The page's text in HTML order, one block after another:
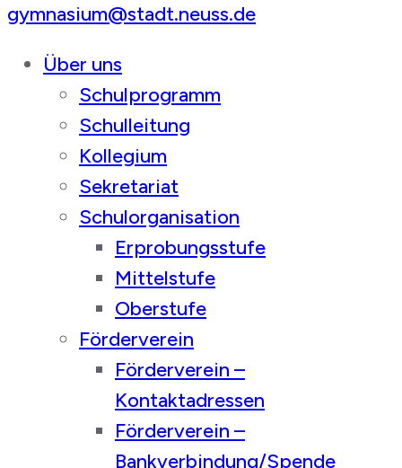
gymnasium@stadt.neuss.de
Über uns
Schulprogramm
Schulleitung
Kollegium
Sekretariat
Schulorganisation
Erprobungsstufe
Mittelstufe
Oberstufe
Förderverein
Förderverein –
Kontaktadressen
Förderverein –
Bankverbindung/Spende